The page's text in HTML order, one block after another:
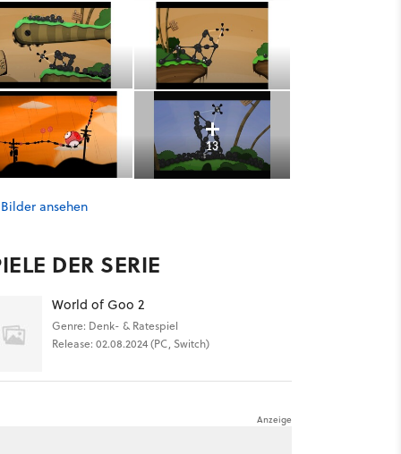
13
ansehen
DER SERIE
World of Goo 2
Genre: Denk- & Ratespiel
Release: 02.08.2024 (PC, Switch)